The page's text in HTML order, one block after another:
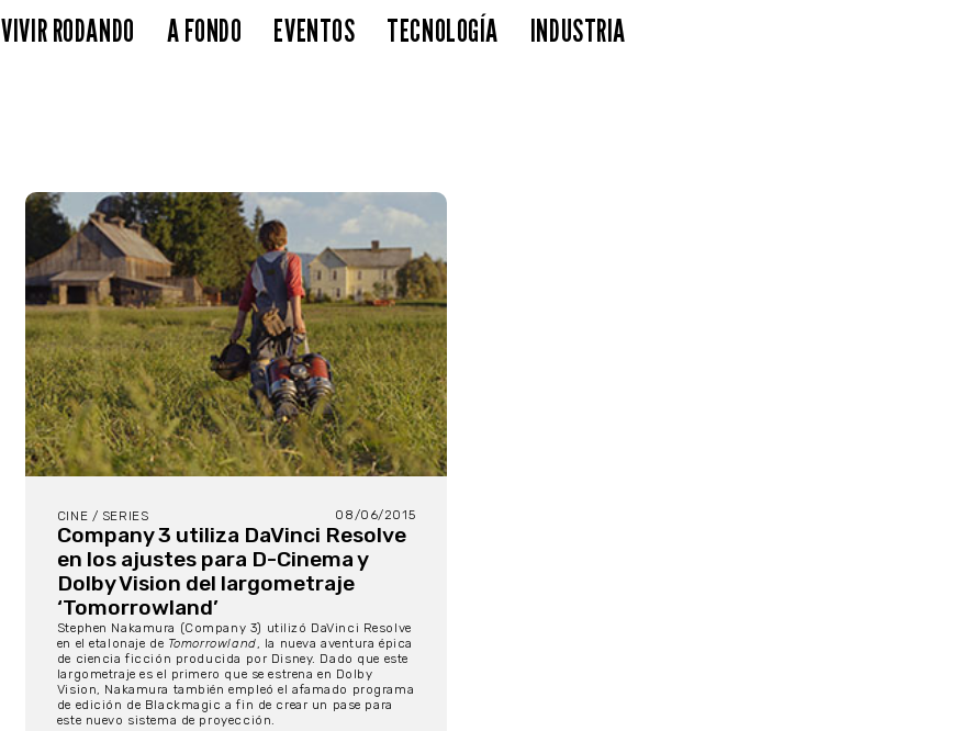
VIVIR RODANDO A FONDO EVENTOS TECNOLOGÍA INDUSTRIA
CINE / SERIES 08/06/2015
Company 3 utiliza DaVinci Resolve
en los ajustes para D-Cinema y
Dolby Vision del largometraje
‘Tomorrowland’
Stephen Nakamura (Company 3) utilizó DaVinci Resolve
en el etalonaje de Tomorrowland, la nueva aventura épica
de ciencia ficción producida por Disney. Dado que este
largometraje es el primero que se estrena en Dolby
Vision, Nakamura también empleó el afamado programa
de edición de Blackmagic a fin de crear un pase para
este nuevo sistema de proyección.